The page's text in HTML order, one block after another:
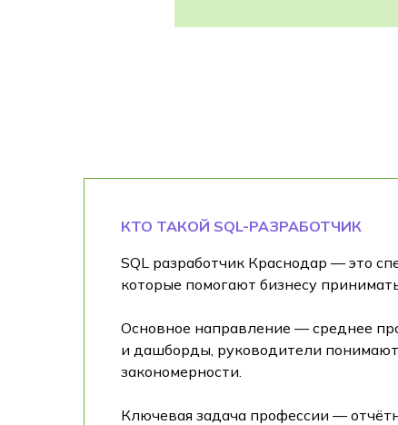
КТО ТАКОЙ SQL-РАЗРАБОТЧИК
SQL разработчик Краснодар — это
которые помогают бизнесу
Основное направление — среднее
и дашборды, руководители
закономерности.
Ключевая задача профессии —